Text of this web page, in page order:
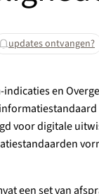
updates ontvangen?
en
voor digitale
een set van